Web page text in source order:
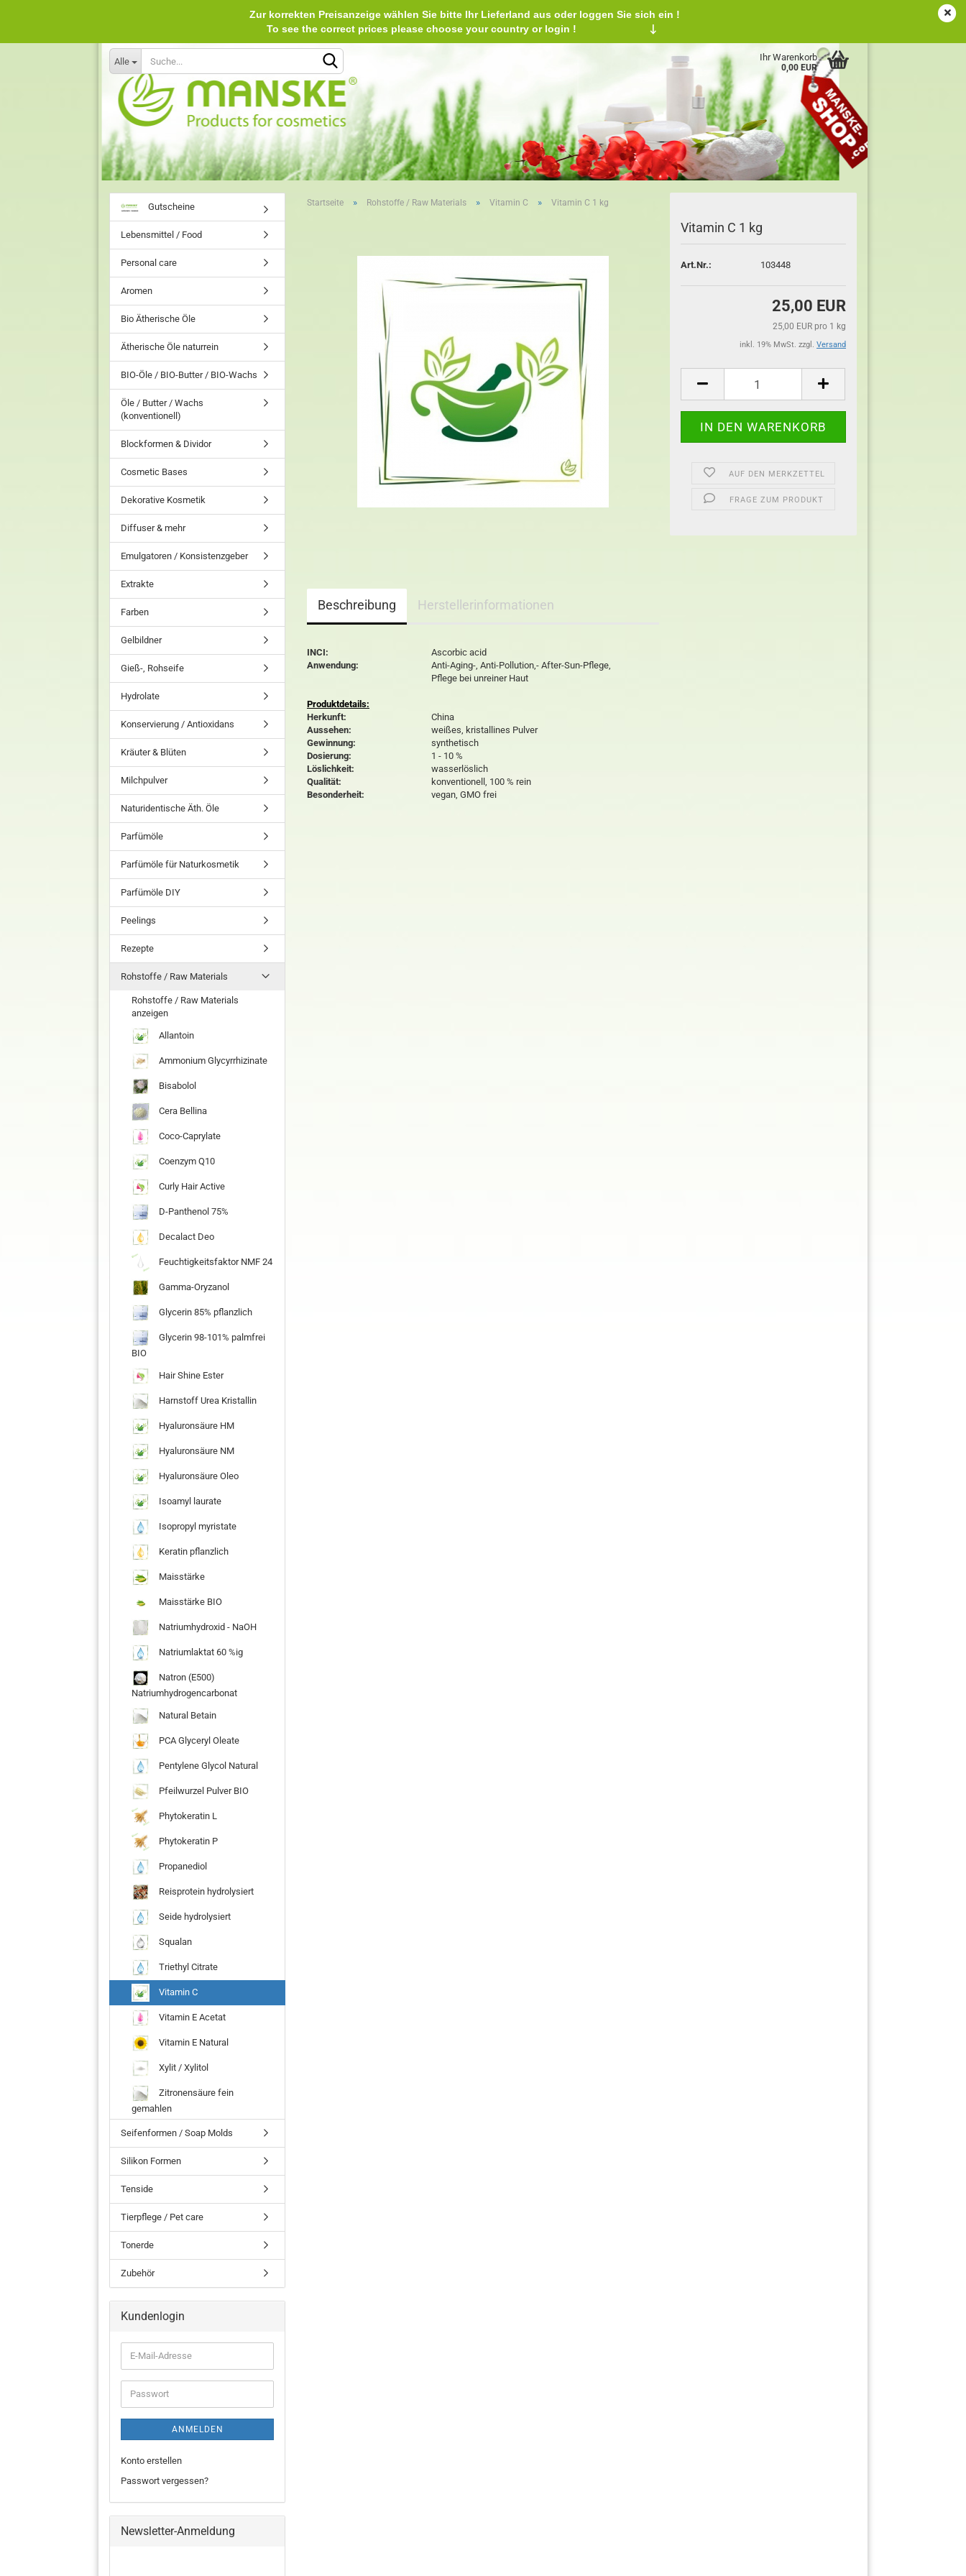
Alle Ihr Warenkorb
0,00 EUR
Zur korrekten Preisanzeige wählen Sie bitte Ihr Lieferland aus oder loggen Sie sich ein !
To see the correct prices please choose your country or login !
↓
Startseite » Rohstoffe / Raw Materials » Vitamin C » Vitamin C 1 kg
Vitamin C 1 kg
Art.Nr.: 103448
25,00 EUR
25,00 EUR pro 1 kg
inkl. 19% MwSt. zzgl. Versand
AUF DEN MERKZETTEL
FRAGE ZUM PRODUKT
Beschreibung Herstellerinformationen
INCI:
Ascorbic acid
Anwendung:
Anti-Aging-, Anti-Pollution,- After-Sun-Pflege,
Pflege bei unreiner Haut
Produktdetails:
Herkunft:
China
Aussehen:
weißes, kristallines Pulver
Gewinnung:
synthetisch
Dosierung:
1 - 10 %
Löslichkeit:
wasserlöslich
Qualität:
konventionell, 100 % rein
Besonderheit:
vegan, GMO frei
Gutscheine
Lebensmittel / Food
Personal care
Aromen
Bio Ätherische Öle
Ätherische Öle naturrein
BIO-Öle / BIO-Butter / BIO-Wachs
Öle / Butter / Wachs
(konventionell)
Blockformen & Dividor
Cosmetic Bases
Dekorative Kosmetik
Diffuser & mehr
Emulgatoren / Konsistenzgeber
Extrakte
Farben
Gelbildner
Gieß-, Rohseife
Hydrolate
Konservierung / Antioxidans
Kräuter & Blüten
Milchpulver
Naturidentische Äth. Öle
Parfümöle
Parfümöle für Naturkosmetik
Parfümöle DIY
Peelings
Rezepte
Rohstoffe / Raw Materials
Rohstoffe / Raw Materials
anzeigen
Allantoin
Ammonium Glycyrrhizinate
Bisabolol
Cera Bellina
Coco-Caprylate
Coenzym Q10
Curly Hair Active
D-Panthenol 75%
Decalact Deo
Feuchtigkeitsfaktor NMF 24
Gamma-Oryzanol
Glycerin 85% pflanzlich
Glycerin 98-101% palmfrei
BIO
Hair Shine Ester
Harnstoff Urea Kristallin
Hyaluronsäure HM
Hyaluronsäure NM
Hyaluronsäure Oleo
Isoamyl laurate
Isopropyl myristate
Keratin pflanzlich
Maisstärke
Maisstärke BIO
Natriumhydroxid - NaOH
Natriumlaktat 60 %ig
Natron (E500)
Natriumhydrogencarbonat
Natural Betain
PCA Glyceryl Oleate
Pentylene Glycol Natural
Pfeilwurzel Pulver BIO
Phytokeratin L
Phytokeratin P
Propanediol
Reisprotein hydrolysiert
Seide hydrolysiert
Squalan
Triethyl Citrate
Vitamin C
Vitamin E Acetat
Vitamin E Natural
Xylit / Xylitol
Zitronensäure fein
gemahlen
Seifenformen / Soap Molds
Silikon Formen
Tenside
Tierpflege / Pet care
Tonerde
Zubehör
Kundenlogin
ANMELDEN
Konto erstellen
Passwort vergessen?
Newsletter-Anmeldung